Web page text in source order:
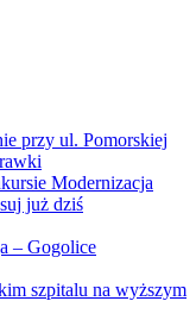
przy ul. Pomorskiej
Modernizacja
już dziś
– Gogolice
szpitalu na wyższym